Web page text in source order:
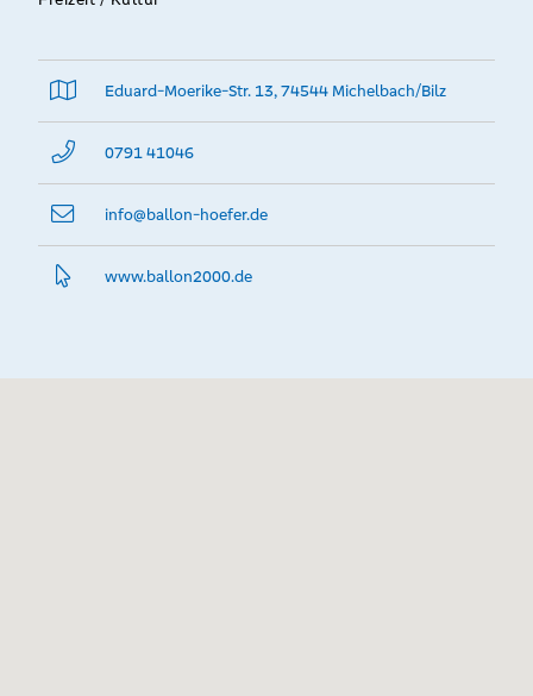
Eduard-Moerike-Str. 13, 74544 Michelbach/Bilz
0791 41046
info@­ballon-hoefer.de
www.­ballon2000.­de